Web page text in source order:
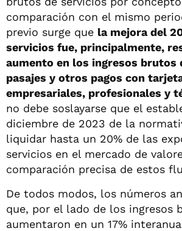
comparación con el mismo
previo surge que la mejora del
servicios fue, principalmente,
aumento en los ingresos brutos
pasajes y otros pagos con
empresariales, profesionales y
no debe soslayarse que el
diciembre de 2023 de la
liquidar hasta un 20% de las
servicios en el mercado de
comparación precisa de estos
De todos modos, los números
que, por el lado de los ingresos
aumentaron en un 17%